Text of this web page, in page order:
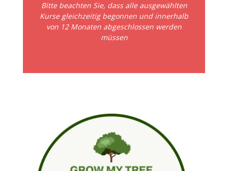
Bitte beachten Sie, dass alle ausgewählten
Kurse gleichzeitig begonnen und innerhalb
von 12 Monaten abgeschlossen werden
müssen